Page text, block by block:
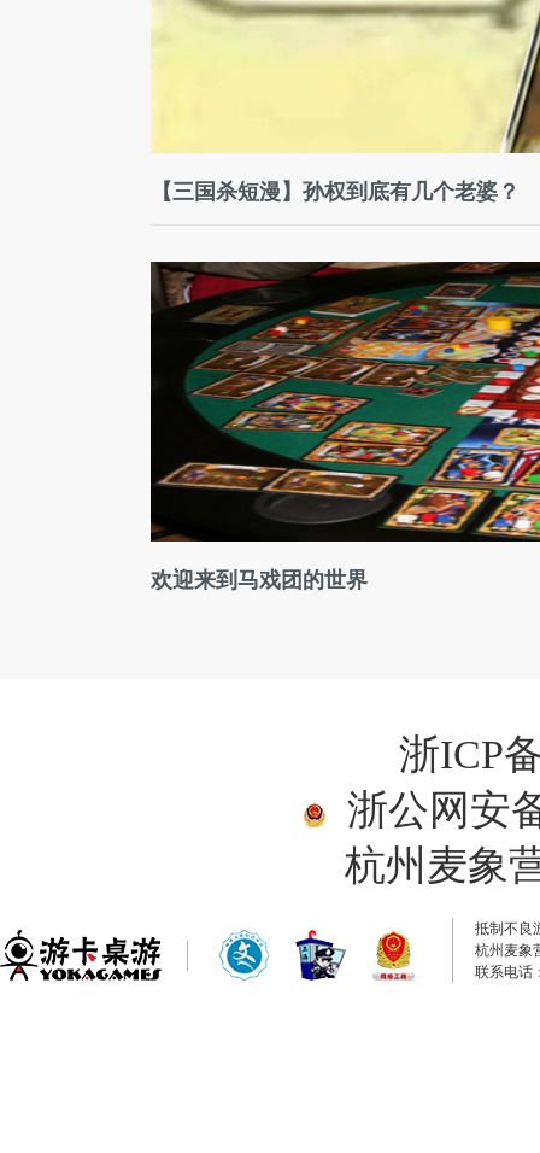
【三国杀短漫】孙权到底有几个老婆？
欢迎来到马戏团的世界
浙ICP
浙公网安
杭州麦象
抵制不良
杭州麦象
联系电话